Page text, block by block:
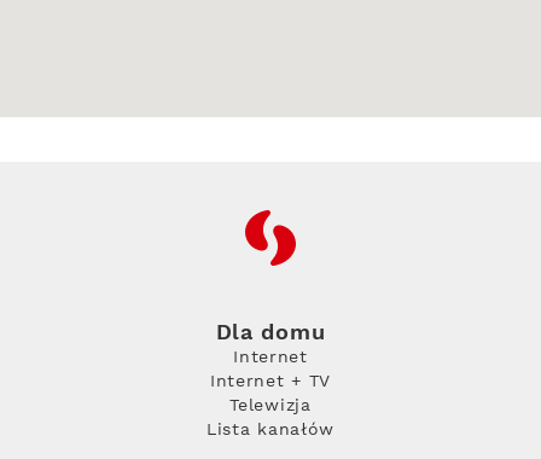
RFC
Dla domu
Internet
Internet + TV
Telewizja
Lista kanałów